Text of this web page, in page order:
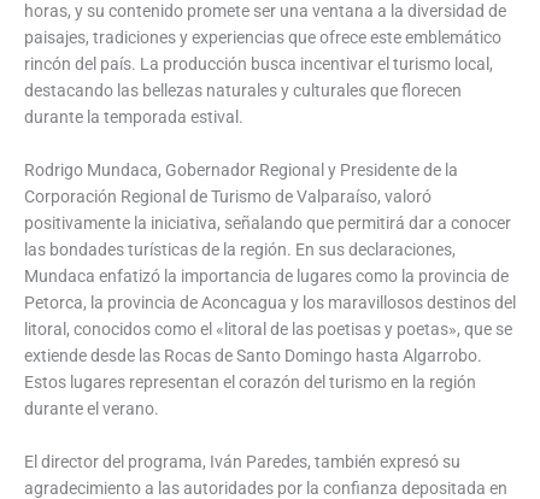
horas, y su contenido promete ser una ventana a la diversidad de
paisajes, tradiciones y experiencias que ofrece este emblemático
rincón del país. La producción busca incentivar el turismo local,
destacando las bellezas naturales y culturales que florecen
durante la temporada estival.
Rodrigo Mundaca, Gobernador Regional y Presidente de la
Corporación Regional de Turismo de Valparaíso, valoró
positivamente la iniciativa, señalando que permitirá dar a conocer
las bondades turísticas de la región. En sus declaraciones,
Mundaca enfatizó la importancia de lugares como la provincia de
Petorca, la provincia de Aconcagua y los maravillosos destinos del
litoral, conocidos como el «litoral de las poetisas y poetas», que se
extiende desde las Rocas de Santo Domingo hasta Algarrobo.
Estos lugares representan el corazón del turismo en la región
durante el verano.
El director del programa, Iván Paredes, también expresó su
agradecimiento a las autoridades por la confianza depositada en